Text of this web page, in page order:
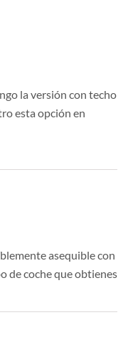
la versión con techo
esta opción en
asequible con
de coche que obtienes